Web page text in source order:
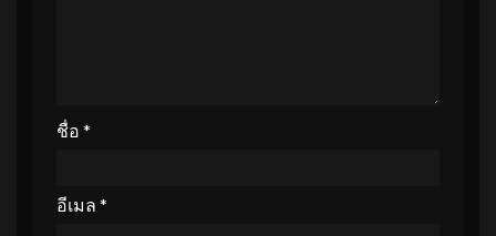
ชื่อ *
อีเมล *